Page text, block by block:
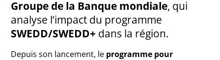
Groupe de la Banque mondiale, qui
analyse l’impact du programme
SWEDD/SWEDD+ dans la région.
Depuis son lancement, le programme pour